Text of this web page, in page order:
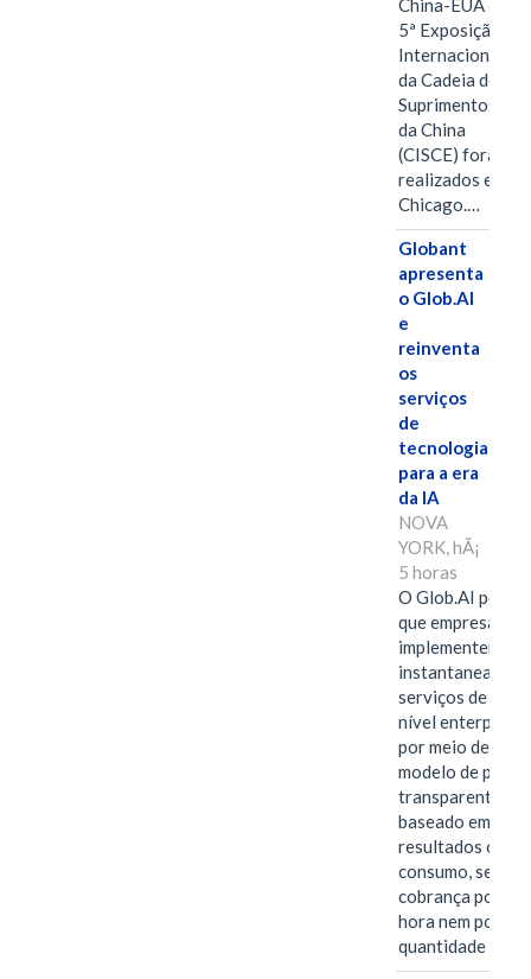
China-EUA e a
5ª Exposição
Internacional
da Cadeia de
Suprimentos
da China
(CISCE) foram
realizados em
Chicago.…
Globant
apresenta
o Glob.AI
e
reinventa
os
serviços
de
tecnologia
para a era
da IA
NOVA
YORK, hÃ¡
5 horas
O Glob.AI
que empresas
implementem
serviços de IA de
nível enterprise
por meio de um
modelo de
transparente,
baseado em
resultados ou
consumo, sem
cobrança por
hora nem por
quantidade de…